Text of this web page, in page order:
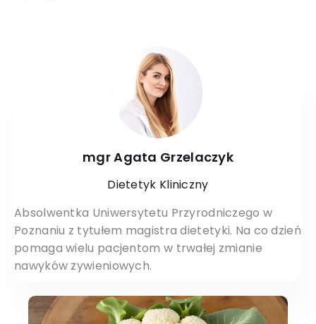
mgr Agata Grzelaczyk
Dietetyk Kliniczny
Absolwentka Uniwersytetu Przyrodniczego w
Poznaniu z tytułem magistra dietetyki. Na co dzień
pomaga wielu pacjentom w trwałej zmianie
nawyków żywieniowych.